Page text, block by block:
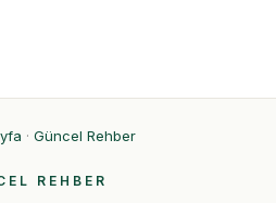
· Güncel Rehber
REHBER